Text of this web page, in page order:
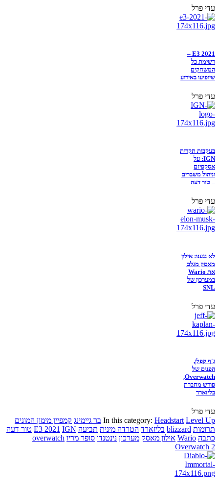
עדי פרל
E3 2021 –
רשימת כל
המשחקים
שיופיעו באירוע
עדי פרל
בעקבות תקרית
IGN: על
אסקפיזם
וניהול משברים
– טור דעה
עדי פרל
לא נגענו: אילון
מאסק מגלם
את Wario
במערכון של
SNL
עדי פרל
ג'ף קפלן,
הפנים של
Overwatch,
פורש מחברת
בליזארד
עדי פרל
In this category: Headstart Level Up בר גיימינג קמפיין מימון המונים
תרומות blizzard בליזארד הטרדה מינית תביעה E3 2021 IGN
טור דעה
כתבה Wario אילון מאסק מערכון נינטנדו סופר מריו overwatch
Overwatch 2